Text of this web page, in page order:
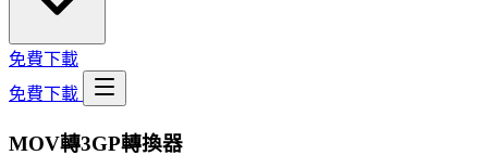
免費下載
免費下載
MOV轉3GP轉換器